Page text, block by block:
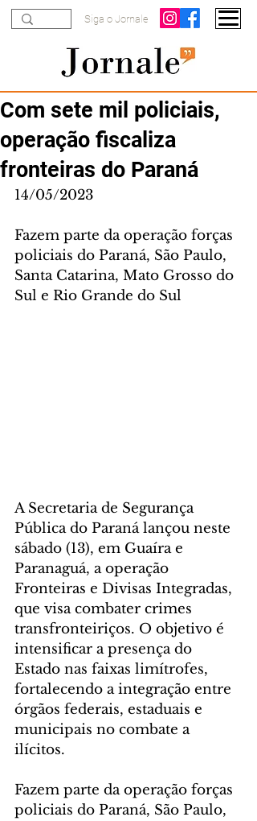
Siga o Jornale
Com sete mil policiais,
operação fiscaliza
fronteiras do Paraná
14/05/2023
Fazem parte da operação forças
policiais do Paraná, São Paulo,
Santa Catarina, Mato Grosso do
Sul e Rio Grande do Sul
A Secretaria de Segurança
Pública do Paraná lançou neste
sábado (13), em Guaíra e
Paranaguá, a operação
Fronteiras e Divisas Integradas,
que visa combater crimes
transfronteiriços. O objetivo é
intensificar a presença do
Estado nas faixas limítrofes,
fortalecendo a integração entre
órgãos federais, estaduais e
municipais no combate a
ilícitos.
Fazem parte da operação forças
policiais do Paraná, São Paulo,